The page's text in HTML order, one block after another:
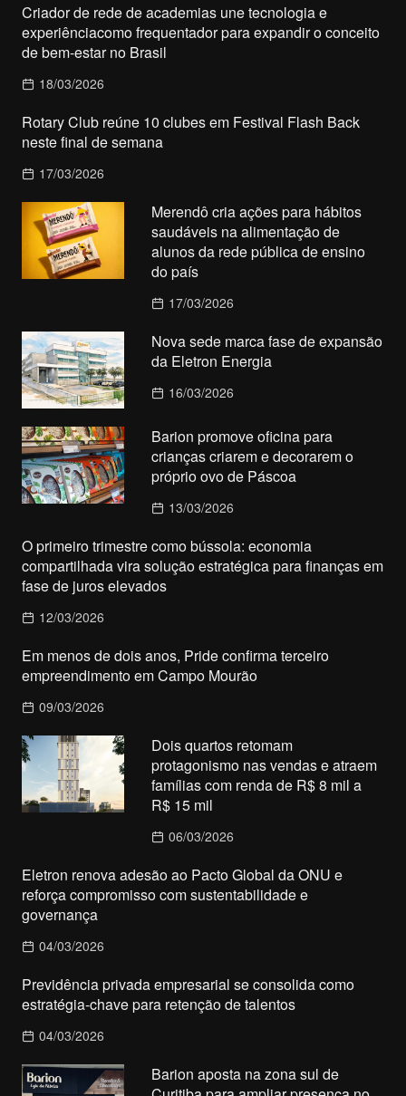
Criador de rede de academias une tecnologia e
experiênciacomo frequentador para expandir o conceito
de bem-estar no Brasil
18/03/2026
Rotary Club reúne 10 clubes em Festival Flash Back
neste final de semana
17/03/2026
Merendô cria ações para hábitos
saudáveis na alimentação de
alunos da rede pública de ensino
do país
17/03/2026
Nova sede marca fase de expansão
da Eletron Energia
16/03/2026
Barion promove oficina para
crianças criarem e decorarem o
próprio ovo de Páscoa
13/03/2026
O primeiro trimestre como bússola: economia
compartilhada vira solução estratégica para finanças em
fase de juros elevados
12/03/2026
Em menos de dois anos, Pride confirma terceiro
empreendimento em Campo Mourão
09/03/2026
Dois quartos retomam
protagonismo nas vendas e atraem
famílias com renda de R$ 8 mil a
R$ 15 mil
06/03/2026
Eletron renova adesão ao Pacto Global da ONU e
reforça compromisso com sustentabilidade e
governança
04/03/2026
Previdência privada empresarial se consolida como
estratégia-chave para retenção de talentos
04/03/2026
Barion aposta na zona sul de